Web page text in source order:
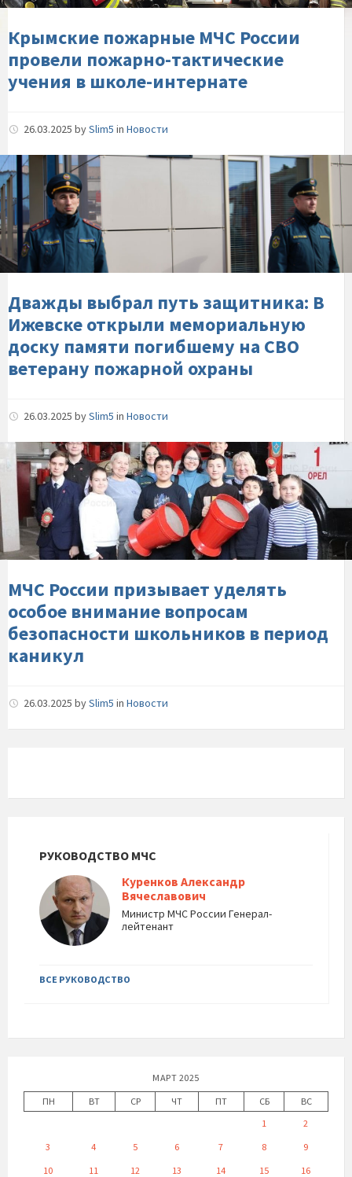
тактические-
учения-
школе-
интернате
Крымские пожарные МЧС России
провели пожарно-тактические
учения в школе-интернате
26.03.2025 bySlim5 in Новости
Дважды-
защитника:-
Ижевске-
открыли-
мемориальную-
памяти-
погибшему-
на-
охраны
Дважды выбрал путь защитника: В
Ижевске открыли мемориальную
доску памяти погибшему на СВО
ветерану пожарной охраны
26.03.2025 bySlim5 in Новости
МЧС-
России-
призывает-
уделять-
особое-
внимание-
вопросам-
безопасности-
школьников-
в-
период-
МЧС России призывает уделять
особое внимание вопросам
безопасности школьников в период
каникул
26.03.2025 bySlim5 in Новости
РУКОВОДСТВО МЧС
Куренков Александр
Вячеславович
Министр МЧС России Генерал-
лейтенант
ВСЕ РУКОВОДСТВО
МАРТ 2025
ПН
ВТ СР ЧТ ПТ СБ
ВС
1
2
3
4 5 6 7 8
9
10
11 12 13 14 15
16